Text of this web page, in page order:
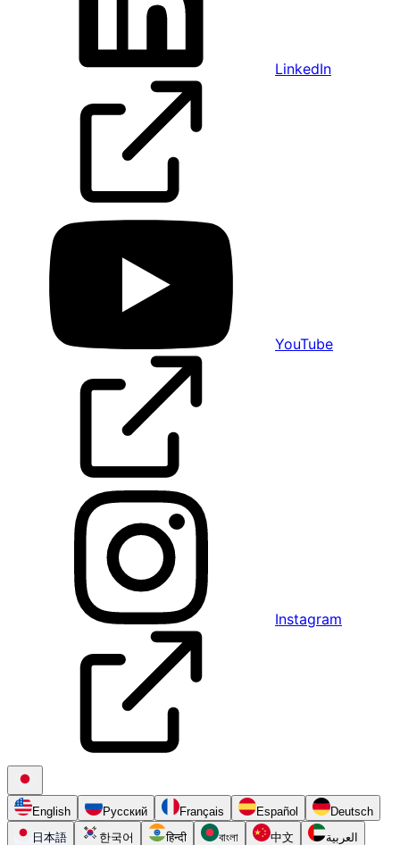
LinkedIn
YouTube
Instagram
English Русский Français Español
Deutsch
日本語
한국어 हिन्दी বাংলা 中文 العربية